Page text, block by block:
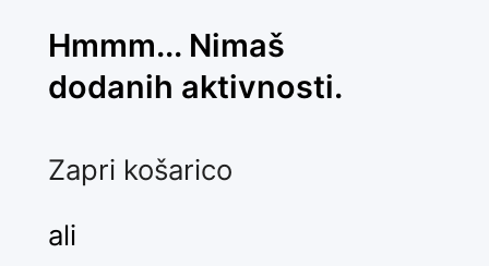
Hmmm... Nimaš
dodanih aktivnosti.
Zapri košarico
ali